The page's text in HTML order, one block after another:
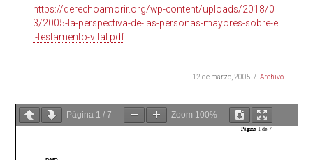
https://derechoamorir.org/wp-content/uploads/2018/0
3/2005-la-perspectiva-de-las-personas-mayores-sobre-e
l-testamento-vital.pdf
12 de marzo, 2005 Archivo
Página 1 /7 Zoom 100%